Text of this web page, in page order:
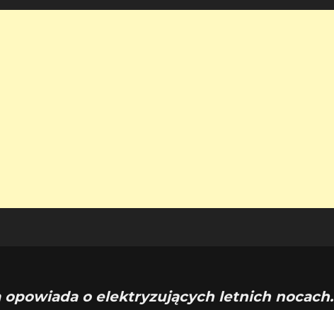
opowiada o elektryzujących letnich nocach.